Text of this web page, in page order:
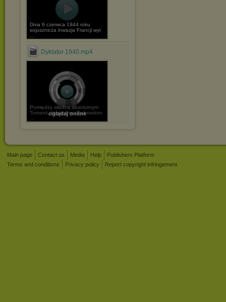
Dnia 6 czerwca 1944 roku
sojusznicza inwazja Francji wyt
Dyktator 1940.mp4
oglądaj online
Pomiędzy władcą absolutnym
Tomanii, Hynkelem i żydowskim
Main page Contact us Media Help
Publishers Platform
Terms and conditions
Privacy policy Report copyright infringement